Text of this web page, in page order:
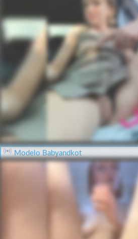
Modelo Babyandkot